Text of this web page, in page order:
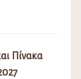
Πίνακα